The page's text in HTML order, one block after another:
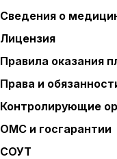
Сведения о
Лицензия
Правила оказания
Права и
Контролирующие
ОМС и госгарантии
СОУТ